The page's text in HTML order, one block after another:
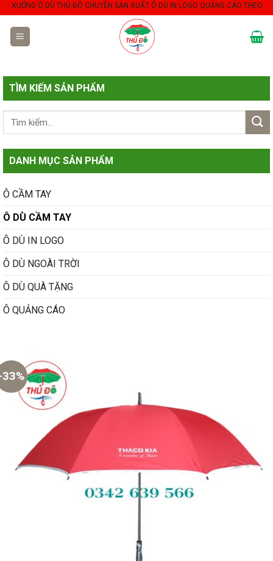
Skip
content
Ô DÙ THỦ ĐÔ CHUYÊN SẢN XUẤT Ô DÙ IN LOGO QUẢNG CÁO THEO YÊU
TÌM KIẾM SẢN PHẨM
DANH MỤC SẢN PHẨM
Ô CẦM TAY
Ô DÙ CẦM TAY
Ô DÙ IN LOGO
Ô DÙ NGOÀI TRỜI
Ô DÙ QUÀ TẶNG
Ô QUẢNG CÁO